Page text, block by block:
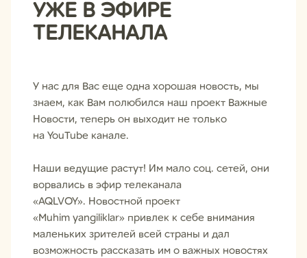
УЖЕ В ЭФИРЕ
ТЕЛЕКАНАЛА
У нас для Вас еще одна хорошая новость, мы
знаем, как Вам полюбился наш проект Важные
Новости, теперь он выходит не только
на YouTube канале.
Наши ведущие растут! Им мало соц. сетей, они
ворвались в эфир телеканала
«AQLVOY». Новостной проект
«Muhim yangiliklar» привлек к себе внимания
маленьких зрителей всей страны и дал
возможность рассказать им о важных новостях